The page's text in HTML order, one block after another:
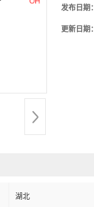
发布日期：
更新日期：
湖北